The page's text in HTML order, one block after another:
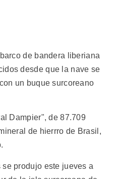
de bandera liberiana
desde que la nave se
un buque surcoreano
Dampier", de 87.709
de hierrro de Brasil,
produjo este jueves a